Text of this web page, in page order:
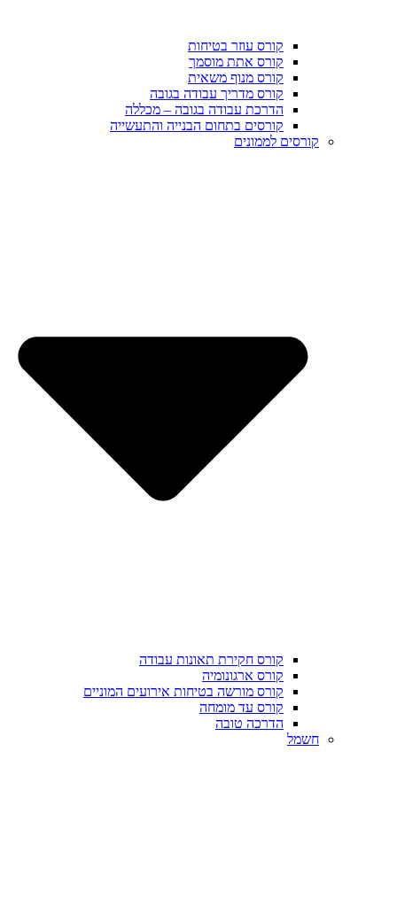
קורס עוזר בטיחות
קורס אתת מוסמך
קורס מנוף משאית
קורס מדריך עבודה בגובה
הדרכת עבודה בגובה – מכללה
קורסים בתחום הבנייה והתעשייה
קורסים לממונים
קורס חקירת תאונות עבודה
קורס ארגונומיה
קורס מורשה בטיחות אירועים המוניים
קורס עד מומחה
הדרכה טובה
חשמל